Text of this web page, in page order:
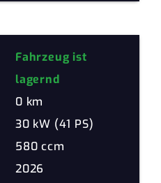
Fahrzeug ist
lagernd
0 km
30 kW (41 PS)
580 ccm
2026